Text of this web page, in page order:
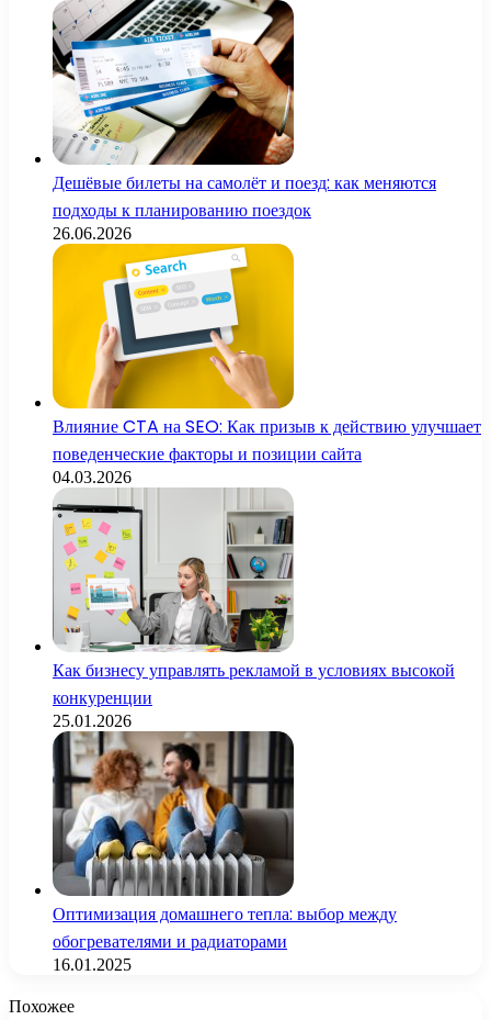
Дешёвые билеты на самолёт и поезд: как меняются
подходы к планированию поездок
26.06.2026
Влияние CTA на SEO: Как призыв к действию улучшает
поведенческие факторы и позиции сайта
04.03.2026
Как бизнесу управлять рекламой в условиях высокой
конкуренции
25.01.2026
Оптимизация домашнего тепла: выбор между
обогревателями и радиаторами
16.01.2025
Похожее